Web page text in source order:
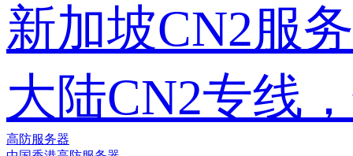
新加坡CN2服
大陆CN2专线
高防服务器